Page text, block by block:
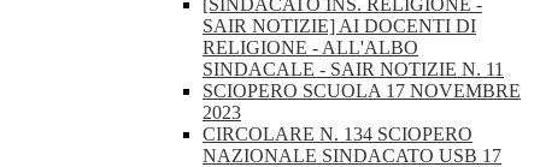
[SINDACATO INS. RELIGIONE -
SAIR NOTIZIE] AI DOCENTI DI
RELIGIONE - ALL'ALBO
SINDACALE - SAIR NOTIZIE N. 11
SCIOPERO SCUOLA 17 NOVEMBRE
2023
CIRCOLARE N. 134 SCIOPERO
NAZIONALE SINDACATO USB 17